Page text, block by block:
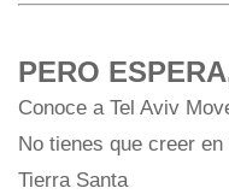
PERO
Conoce a Tel Aviv
No tienes que creer
Tierra Santa